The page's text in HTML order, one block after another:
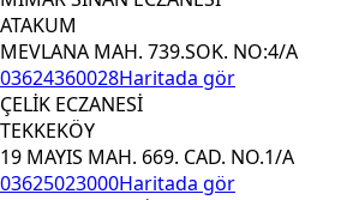
ATAKUM
MEVLANA MAH. 739.SOK. NO:4/A
03624360028Haritada gör
ÇELİK ECZANESİ
TEKKEKÖY
19 MAYIS MAH. 669. CAD. NO.1/A
03625023000Haritada gör